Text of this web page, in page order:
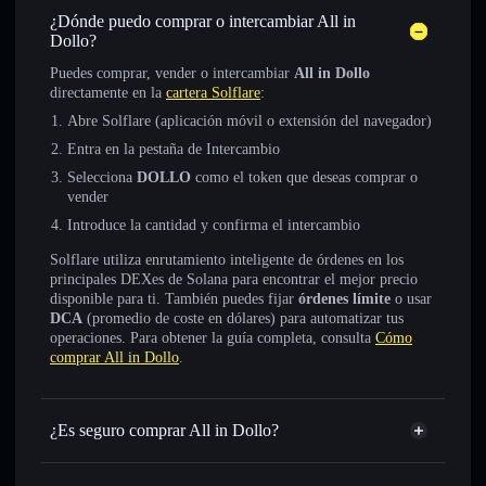
¿Dónde puedo comprar o intercambiar All in
Dollo?
Puedes comprar, vender o intercambiar All in Dollo
directamente en la cartera Solflare:
Abre Solflare (aplicación móvil o extensión del navegador)
Entra en la pestaña de Intercambio
Selecciona DOLLO como el token que deseas comprar o
vender
Introduce la cantidad y confirma el intercambio
Solflare utiliza enrutamiento inteligente de órdenes en los
principales DEXes de Solana para encontrar el mejor precio
disponible para ti. También puedes fijar órdenes límite o usar
DCA (promedio de coste en dólares) para automatizar tus
operaciones. Para obtener la guía completa, consulta Cómo
comprar All in Dollo.
¿Es seguro comprar All in Dollo?
All in Dollo token verificado